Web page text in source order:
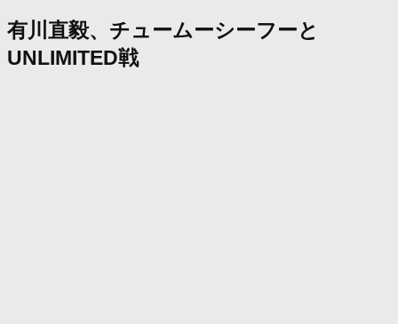
有川直毅、チュームーシーフーと
UNLIMITED戦